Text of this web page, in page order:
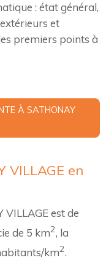
: état général,
et
premiers points à
À SATHONAY
VILLAGE en
est de
de 5 km2, la
km2.